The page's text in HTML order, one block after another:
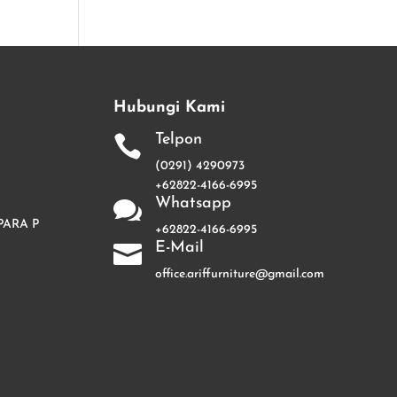
P
Hubungi Kami
 Telpon
(0291) 4290973
+62822-4166-6995
 Whatsapp
+62822-4166-6995
 E-Mail
office.ariffurniture@gmail.com